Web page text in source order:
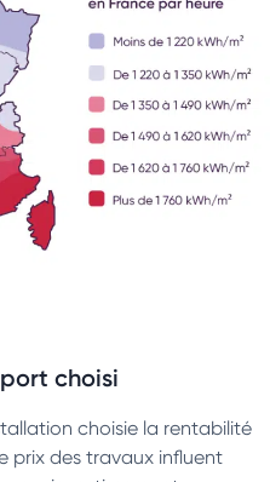
choisi
choisie la rentabilité
prix des travaux influent